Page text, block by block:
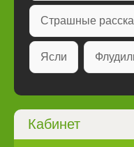
Страшные
Ясли
Кабинет